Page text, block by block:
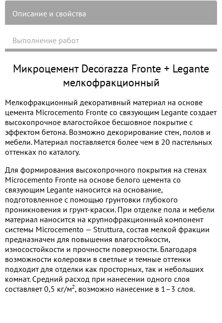
Описание и свойства
Выполнение работ
Микроцемент Decorazza Fronte + Legante
мелкофракционный
Мелкофракционный декоративный материал на основе
цемента Microcemento Fronte со связующим Legante создает
высокопрочное влагостойкое бесшовное покрытие с
эффектом бетона. Возможно декорирование стен, полов и
мебели. Материал поставляется более чем в 20 пастельных
оттенках по каталогу.
Для формирования высокопрочного покрытия на стенах
Microcemento Fronte на основе белого цемента со
связующим Legante наносится на основание,
подготовленное с помощью грунтовки глубокого
проникновения и грунт-краски. При отделке пола и мебели
материал наносится на крупнофракционный компонент
системы Microcemento — Struttura, состав мелкой фракции
предназначен для повышения влагостойкости,
износостойкости и прочности поверхности. Благодаря
возможности колеровки в светлые и темные оттенки
подходит для отделки как просторных, так и небольших
комнат. Средний расход при нанесении одного слоя
составляет 0,5 кг/м2, возможно нанесение в 1–3 слоя.